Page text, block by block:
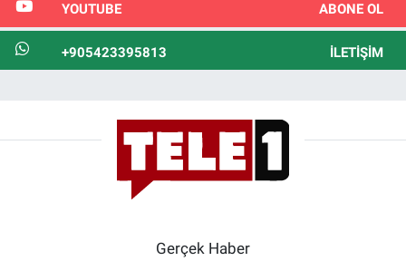
YOUTUBE ABONE OL
+905423395813 İLETIŞIM
Gerçek Haber